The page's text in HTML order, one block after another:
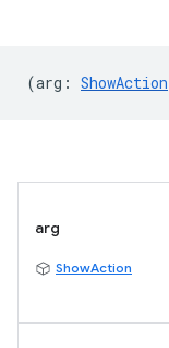
(arg : ShowAction
arg
ShowAction